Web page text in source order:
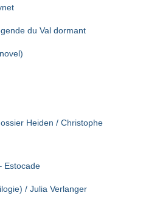
du Val dormant
Heiden / Christophe
Estocade
/ Julia Verlanger